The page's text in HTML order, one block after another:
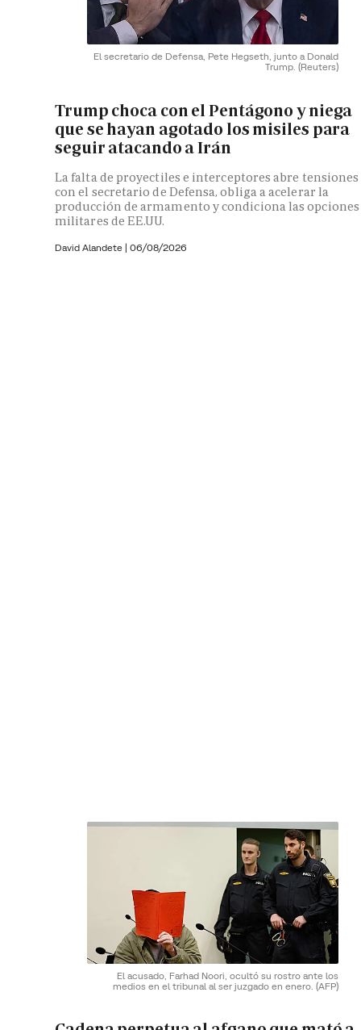
El secretario de Defensa, Pete Hegseth, junto a Donald
Trump. (Reuters)
Trump choca con el Pentágono y niega
que se hayan agotado los misiles para
seguir atacando a Irán
La falta de proyectiles e interceptores abre tensiones
con el secretario de Defensa, obliga a acelerar la
producción de armamento y condiciona las opciones
militares de EE.UU.
David Alandete | 06/08/2026
El acusado, Farhad Noori, ocultó su rostro ante los
medios en el tribunal al ser juzgado en enero. (AFP)